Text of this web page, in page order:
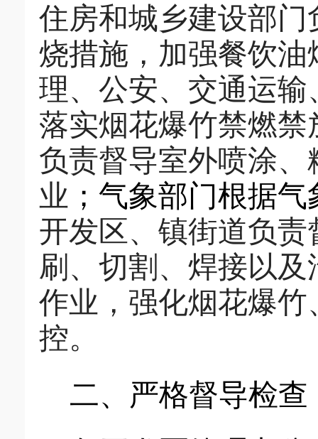
住房和城乡建设部
烧措施，加强餐饮
理、公安、交通运
落实烟花爆竹禁燃
负责督导室外喷涂
业 ； 气象部门根据
开发区、镇街道负责
刷、切割、焊接以及
作业 ，强化烟花爆
控。
二、严格督导检查